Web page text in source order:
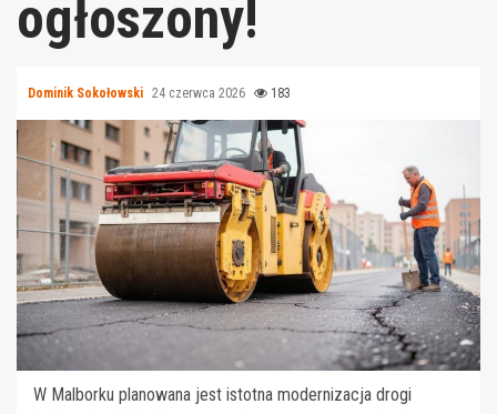
ogłoszony!
Dominik Sokołowski 24 czerwca 2026 183
W Malborku planowana jest istotna modernizacja drogi